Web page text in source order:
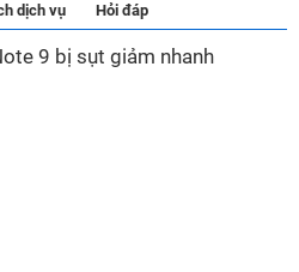
dịch vụ Hỏi đáp
9 bị sụt giảm nhanh